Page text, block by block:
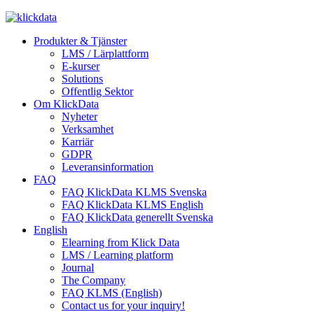
Produkter & Tjänster
LMS / Lärplattform
E-kurser
Solutions
Offentlig Sektor
Om KlickData
Nyheter
Verksamhet
Karriär
GDPR
Leveransinformation
FAQ
FAQ KlickData KLMS Svenska
FAQ KlickData KLMS English
FAQ KlickData generellt Svenska
English
Elearning from Klick Data
LMS / Learning platform
Journal
The Company
FAQ KLMS (English)
Contact us for your inquiry!